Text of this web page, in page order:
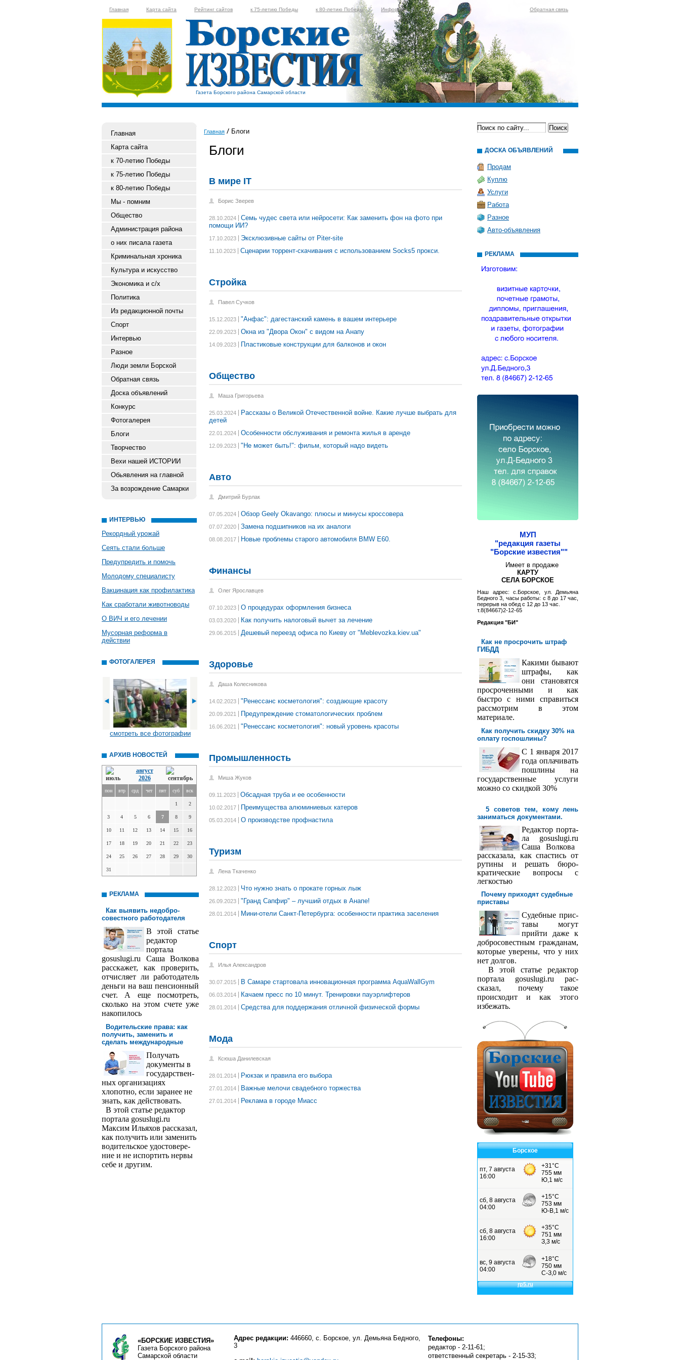
Главная Карта сайта Рейтинг сайтов к 75-летию Победы к 80-летию Победы Информер Обратная связь
Газета Борского района Самарской области
Главная
Карта сайта
к 70-летию Победы
к 75-летию Победы
к 80-летию Победы
Мы - помним
Общество
Администрация района
о них писала газета
Криминальная хроника
Культура и искусство
Экономика и с/х
Политика
Из редакционной почты
Спорт
Интервью
Разное
Люди земли Борской
Обратная связь
Доска объявлений
Конкурс
Фотогалерея
Блоги
Творчество
Вехи нашей ИСТОРИИ
Обьявления на главной
За возрождение Самарки
ИНТЕРВЬЮ
Рекордный урожай
Сеять стали больше
Предупредить и помочь
Молодому специалисту
Вакцинация как профилактика
Как сработали животноводы
О ВИЧ и его лечении
Мусорная реформа в
действии
ФОТОГАЛЕРЕЯ
смотреть все фотографии
АРХИВ НОВОСТЕЙ
август
2026
пон втр срд чет пят суб вск
1 2
3 4 5 6 7 8 9
10 11 12 13 14 15 16
17 18 19 20 21 22 23
24 25 26 27 28 29 30
31
РЕКЛАМА
Как выявить недобро­
совестного работодателя
В этой статье
редактор
порта­ла
gosuslugi.ru Саша Волкова
расскажет, как проверить,
отчисляет ли работодатель
деньги на ваш пенсионный
счет. А еще посмотреть,
сколько на этом счете уже
накопилось
Водительские права: как
получить, заменить и
сделать международ­ные
Получать
доку­менты в
государствен­
ных организациях
хлопотно, если заранее не
знать, как действовать.
В этой статье редактор
портала gosuslugi.ru
Максим Ильяхов рассказал,
как получить или заменить
водительское удостовере­
ние и не испортить нервы
себе и другим.
Главная Блоги
Блоги
В мире IT
Борис Зверев
28.10.2024
Семь чудес света или нейросети: Как заменить фон на фото при
помощи ИИ?
17.10.2023 Эксклюзивные сайты от Piter-site
11.10.2023 Сценарии торрент-скачивания с использованием Socks5 прокси.
Стройка
Павел Сучков
15.12.2023 "Анфас": дагестанский камень в вашем интерьере
22.09.2023 Окна из "Двора Окон" с видом на Анапу
14.09.2023 Пластиковые конструкции для балконов и окон
Общество
Маша Григорьева
25.03.2024
Рассказы о Великой Отечественной войне. Какие лучше выбрать для
детей
22.01.2024 Особенности обслуживания и ремонта жилья в аренде
12.09.2023 "Не может быть!": фильм, который надо видеть
Авто
Дмитрий Бурлак
07.05.2024 Обзор Geely Okavango: плюсы и минусы кроссовера
07.07.2020 Замена подшипников на их аналоги
08.08.2017 Новые проблемы старого автомобиля BMW E60.
Финансы
Олег Ярославцев
07.10.2023 О процедурах оформления бизнеса
03.03.2020 Как получить налоговый вычет за лечение
29.06.2015 Дешевый переезд офиса по Киеву от "Meblevozka.kiev.ua"
Здоровье
Даша Колесникова
14.02.2023 "Ренессанс косметология": создающие красоту
20.09.2021 Предупреждение стоматологических проблем
16.06.2021 "Ренессанс косметология": новый уровень красоты
Промышленность
Миша Жуков
09.11.2023 Обсадная труба и ее особенности
10.02.2017 Преимущества алюминиевых катеров
05.03.2014 О производстве профнастила
Туризм
Лена Ткаченко
28.12.2023 Что нужно знать о прокате горных лыж
26.09.2023 "Гранд Сапфир" – лучший отдых в Анапе!
28.01.2014 Мини-отели Санкт-Петербурга: особенности практика заселения
Спорт
Илья Александров
30.07.2015 В Самаре стартовала инновационная программа AquaWallGym
06.03.2014 Качаем пресс по 10 минут. Тренировки пауэрлифтеров
28.01.2014 Средства для поддержания отличной физической формы
Мода
Ксюша Данилевская
28.01.2014 Рюкзак и правила его выбора
27.01.2014 Важные мелочи свадебного торжества
27.01.2014 Реклама в городе Миасс
ДОСКА ОБЪЯВЛЕНИЙ
Продам
Куплю
Услуги
Работа
Разное
Авто-объявления
РЕКЛАМА
МУП
"редакция газеты
"Борские известия""
Имеет в продаже
КАРТУ
СЕЛА БОРСКОЕ
Наш адрес: с.Борское, ул. Демьяна
Бедного 3, часы работы: с 8 до 17 час,
перерыв на обед с 12 до 13 час.
т.8(84667)2-12-65
Редакция "БИ"
Как не просрочить штраф
ГИБДД
Какими бывают
штрафы, как
они становятся
просроченными и как
быстро с ними справиться
рассмотрим в этом
материале.
Как получить скидку 30% на
оплату госпош­лины?
С 1 января 2017
года оплачивать
пошлины на
государственные услуги
можно со скидкой 30%
5 советов тем, кому лень
заниматься документами.
Редактор порта­
ла gosuslugi.ru
Саша Волкова
рассказала, как спастись от
рутины и решать бюро­
кратические вопросы с
легкостью
Почему приходят судебные
приставы
Судебные прис­
тавы могут
прийти даже к
добросовестным гражданам,
которые уверены, что у них
нет долгов.
В этой статье редактор
портала gosuslugi.ru рас­
сказал, почему такое
происходит и как этого
избежать.
Борское
«БОРСКИЕ ИЗВЕСТИЯ»
Газета Борского района
Самарской области
Адрес редакции: 446660, с. Борское, ул. Демьяна Бедного,
3
Телефоны:
редактор - 2-11-61;
ответственный секретарь - 2-15-33;